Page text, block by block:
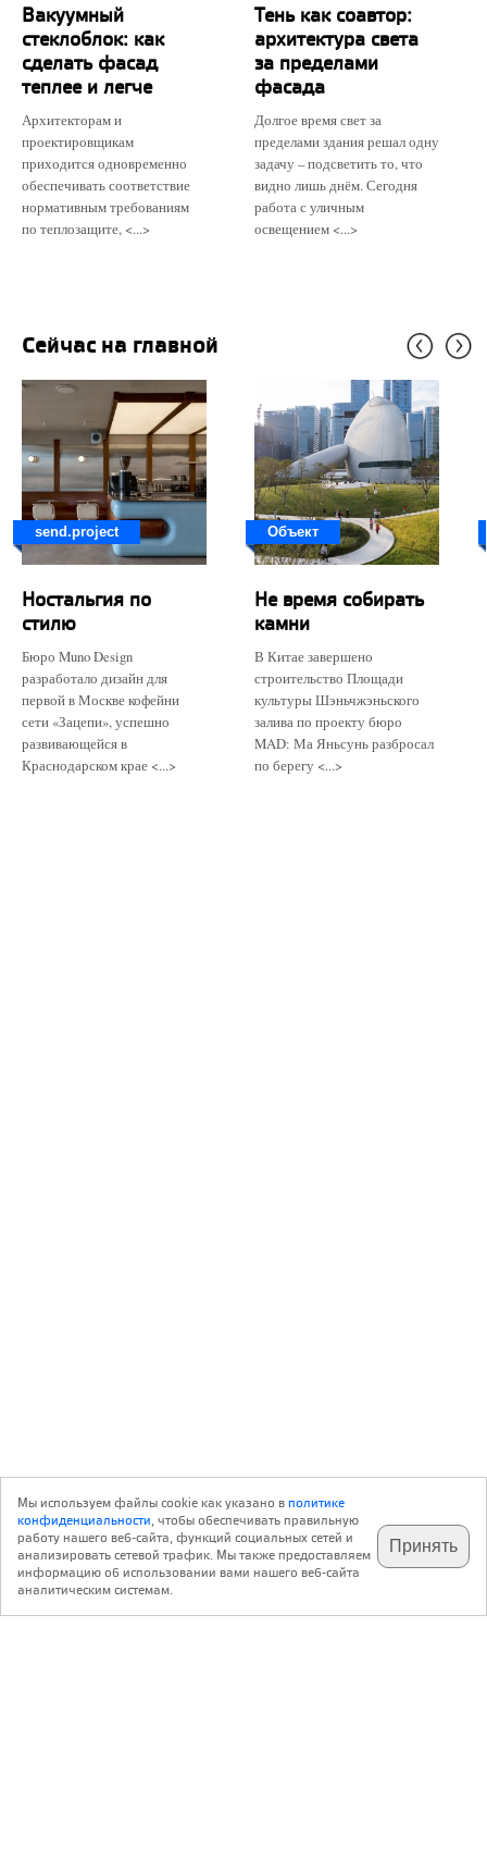
Вакуумный
стеклоблок: как
сделать фасад
теплее и легче
Архитекторам и
проектировщикам
приходится одновременно
обеспечивать соответствие
нормативным требованиям
по теплозащите, <...>
Тень как соавтор:
архитектура света
за пределами
фасада
Долгое время свет за
пределами здания решал одну
задачу – подсветить то, что
видно лишь днём. Сегодня
работа с уличным
освещением <...>
Сейчас на главной
send.project
Ностальгия по
стилю
Бюро Muno Design
разработало дизайн для
первой в Москве кофейни
сети «Зацепи», успешно
развивающейся в
Краснодарском крае <...>
Объект
Не время собирать
камни
В Китае завершено
строительство Площади
культуры Шэньчжэньского
залива по проекту бюро
MAD: Ма Яньсунь разбросал
по берегу <...>
подпишитесь на наш
телеграм @archi_ru
✕
с 20 июля 1999 г.
Мы используем файлы cookie как указано вполитике
конфиденциальности, чтобы обеспечивать правильную
работу нашего веб-сайта, функций социальных сетей и
анализировать сетевой трафик. Мы также предоставляем
информацию об использовании вами нашего веб-сайта
аналитическим системам.
Принять